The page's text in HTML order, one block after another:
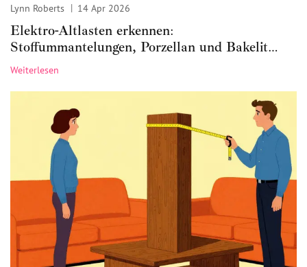
Lynn Roberts 14 Apr 2026
Elektro-Altlasten erkennen:
Stoffummantelungen, Porzellan und Bakelit
richtig identifizieren
Weiterlesen